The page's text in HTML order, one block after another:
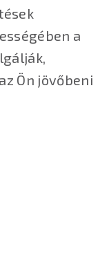
a
Ön jövőbeni